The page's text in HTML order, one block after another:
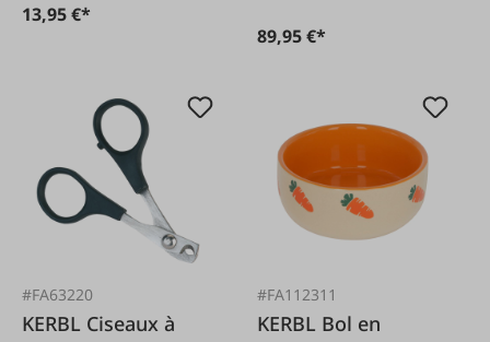
13,95 €*
89,95 €*
#FA63220
KERBL Ciseaux à
#FA112311
KERBL Bol en